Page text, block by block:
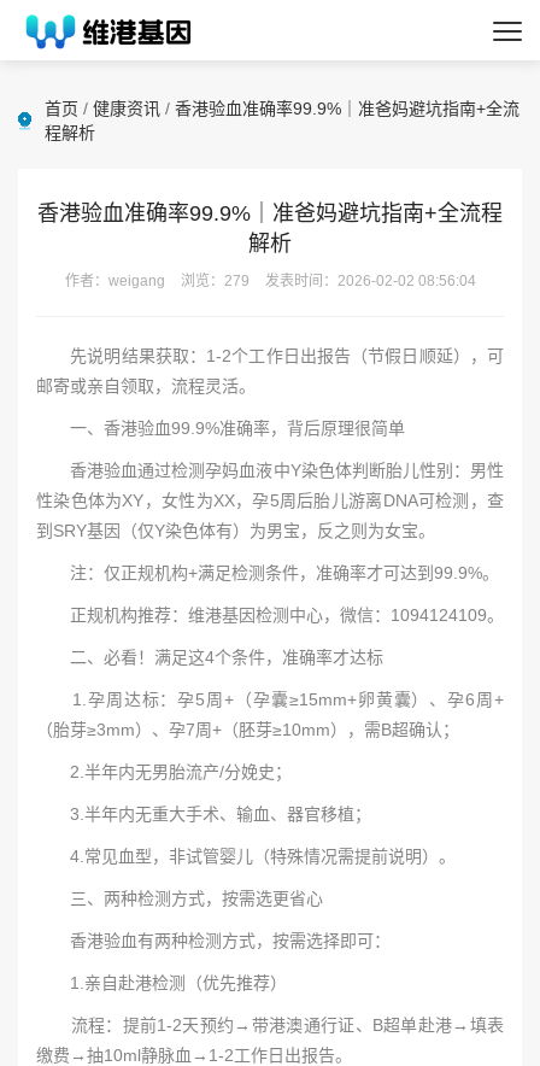
首页 / 健康资讯 / 香港验血准确率99.9%｜准爸妈避坑指南+全流
程解析
香港验血准确率99.9%｜准爸妈避坑指南+全流程
解析
作者：weigang 浏览：279 发表时间：2026-02-02 08:56:04
先说明结果获取：1-2个工作日出报告（节假日顺延），可
邮寄或亲自领取，流程灵活。
一、香港验血99.9%准确率，背后原理很简单
香港验血通过检测孕妈血液中Y染色体判断胎儿性别：男性
性染色体为XY，女性为XX，孕5周后胎儿游离DNA可检测，查
到SRY基因（仅Y染色体有）为男宝，反之则为女宝。
注：仅正规机构+满足检测条件，准确率才可达到99.9%。
正规机构推荐：维港基因检测中心，微信：1094124109。
二、必看！满足这4个条件，准确率才达标
1.孕周达标：孕5周+（孕囊≥15mm+卵黄囊）、孕6周+
（胎芽≥3mm）、孕7周+（胚芽≥10mm），需B超确认；
2.半年内无男胎流产/分娩史；
3.半年内无重大手术、输血、器官移植；
4.常见血型，非试管婴儿（特殊情况需提前说明）。
三、两种检测方式，按需选更省心
香港验血有两种检测方式，按需选择即可：
1.亲自赴港检测（优先推荐）
流程：提前1-2天预约→带港澳通行证、B超单赴港→填表
缴费→抽10ml静脉血→1-2工作日出报告。